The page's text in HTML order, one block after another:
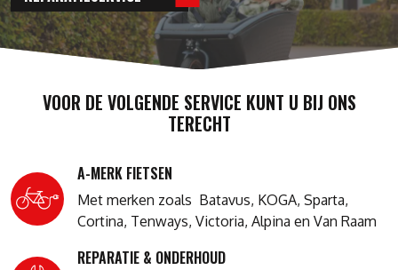
VOOR DE VOLGENDE SERVICE KUNT U BIJ ONS
TERECHT
A-MERK FIETSEN
Met merken zoals Batavus, KOGA, Sparta,
Cortina, Tenways, Victoria, Alpina en Van Raam
REPARATIE & ONDERHOUD